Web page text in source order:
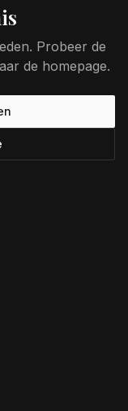
Probeer de
de homepage.